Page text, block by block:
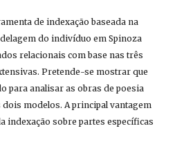
de indexação baseada na
do indivíduo em Spinoza
relacionais com base nas três
Pretende-se mostrar que
para analisar as obras de poesia
modelos. A principal vantagem
indexação sobre partes específicas